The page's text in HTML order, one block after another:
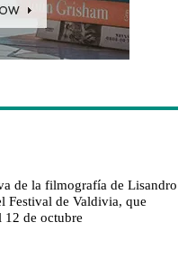
de la filmografía de Lisandro
Festival de Valdivia, que
12 de octubre